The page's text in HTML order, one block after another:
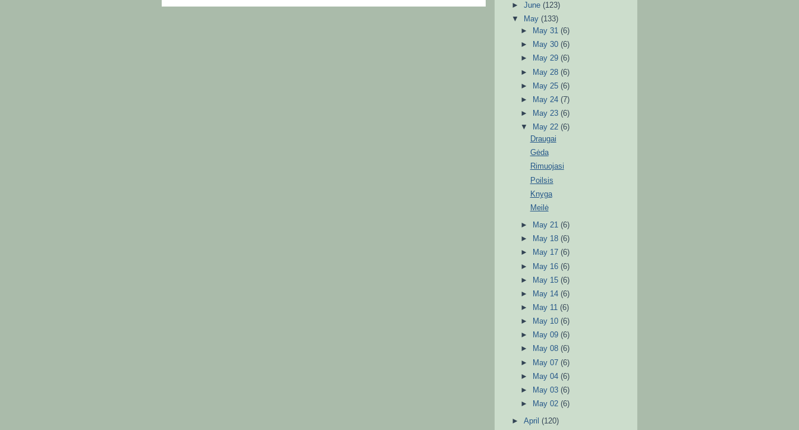
►June(123)
▼
May(133)
►
May 31(6)
►
May 30(6)
►
May 29(6)
►
May 28(6)
►
May 25(6)
►
May 24(7)
►
May 23(6)
▼
May 22(6)
Draugai
Gėda
Rimuojasi
Poilsis
Knyga
Meilė
► May 21(6)
►
May 18(6)
►
May 17(6)
►
May 16(6)
►
May 15(6)
►
May 14(6)
►
May 11(6)
►
May 10(6)
►
May 09(6)
►
May 08(6)
►
May 07(6)
►
May 04(6)
►
May 03(6)
►
May 02(6)
►April(120)